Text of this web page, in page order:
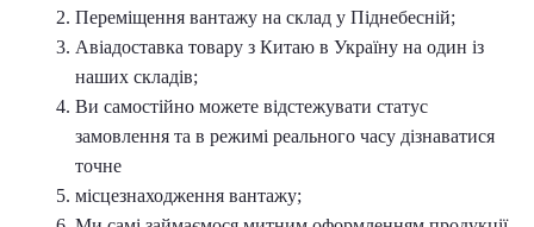
Переміщення вантажу на склад у Піднебесній;
Авіадоставка товару з Китаю в Україну на один із
наших складів;
Ви самостійно можете відстежувати статус
замовлення та в режимі реального часу дізнаватися
точне
місцезнаходження вантажу;